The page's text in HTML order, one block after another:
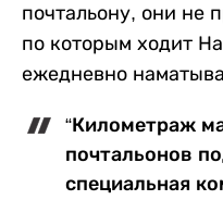
почтальону, они не
по которым ходит
ежедневно
“Километраж
почтальонов
специальная